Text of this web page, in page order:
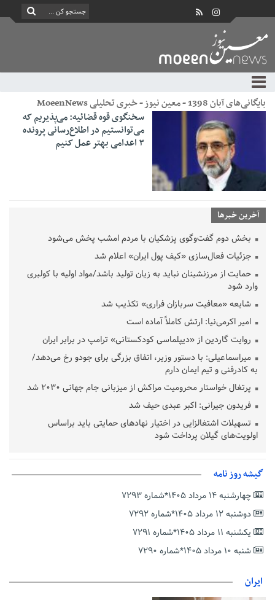
بایگانی‌های آبان 1398 - معین نیوز - خبری تحلیلی MoeenNews
سخنگوی قوه قضائیه: می‌پذیریم که
می‌توانستیم در اطلاع‌رسانی پرونده
۳ اعدامی بهتر عمل کنیم
آخرین خبرها
بخش دوم گفت‌وگوی پزشکیان با مردم امشب پخش می‌شود
جزئیات فعال‌سازی «کیف پول ایران» اعلام شد
حمایت از مرزنشینان نباید به زیان تولید باشد/مواد اولیه با کولبری
وارد شود
شایعه «معافیت سربازان فراری» تکذیب شد
امیر اکرمی‌نیا: ارتش کاملاً آماده است
روایت گاردین از «دیپلماسی کودکستانی» ترامپ در برابر ایران
میراسماعیلی: با دستور وزیر، اتفاق بزرگی برای جودو رخ می‌دهد/
به کادرفنی و تیم ایمان دارم
پرتغال خواستار محرومیت مراکش از میزبانی جام جهانی ۲۰۳۰ شد
فریدون جیرانی: اکبر عبدی حیف شد
تسهیلات اشتغالزایی در اختیار نهادهای حمایتی باید براساس
اولویت‌های گیلان پرداخت شود
دفتر رهبر انقلاب: مطالب خارج از مراجع رسمی فاقد سندیت است
بقائی: فضای مذاکرات فنی و سیاسی ایران و عمان درباره تنگه هرمز،
مثبت است
رئیس سازمان جهاد کشاورزی استان: کشاورزان گیلان نسبت به
دریافت یارانه کود اقدام کنند
گیشه روز نامه
چهارشنبه ۱۴ مرداد ۱۴۰۵*شماره ۷۲۹۳
دوشنبه ۱۲ مرداد ۱۴۰۵*شماره ۷۲۹۲
یکشنبه ۱۱ مرداد ۱۴۰۵*شماره ۷۲۹۱
شنبه ۱۰ مرداد ۱۴۰۵*شماره ۷۲۹۰
ایران